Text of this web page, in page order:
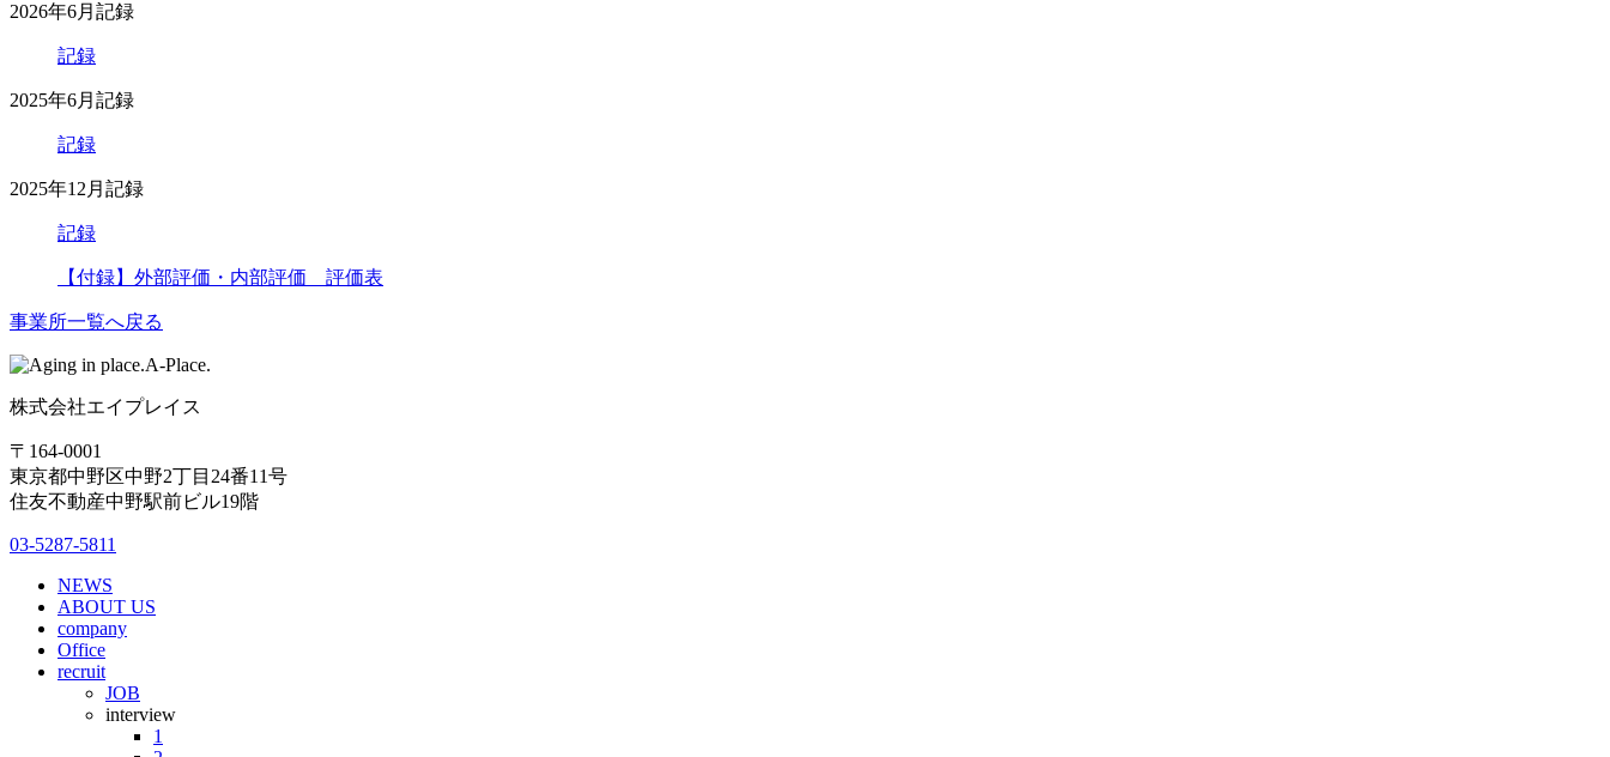
2026年6月記録
記録
2025年6月記録
記録
2025年12月記録
記録
【付録】外部評価・内部評価 評価表
事業所一覧へ戻る
株式会社エイプレイス
〒164-0001
東京都中野区中野2丁目24番11号
住友不動産中野駅前ビル19階
03-5287-5811
NEWS
ABOUT US
company
Office
recruit
JOB
interview
1